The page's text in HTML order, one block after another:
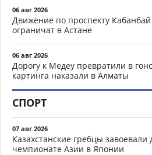
06 авг 2026
Движение по проспекту
ограничат в Астане
06 авг 2026
Дорогу к Медеу превратили в
картинга наказали в Алматы
СПОРТ
07 авг 2026
Казахстанские гребцы завоевали
чемпионате Азии в Японии